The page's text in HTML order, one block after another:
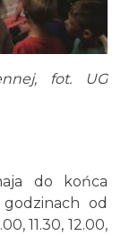
fot. UG
do końca
od
11.30, 12.00,